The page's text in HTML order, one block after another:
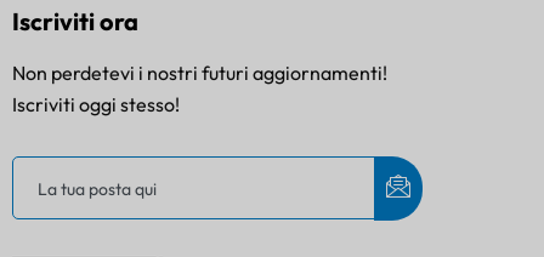
Iscriviti ora
Non perdetevi i nostri futuri aggiornamenti!
Iscriviti oggi stesso!